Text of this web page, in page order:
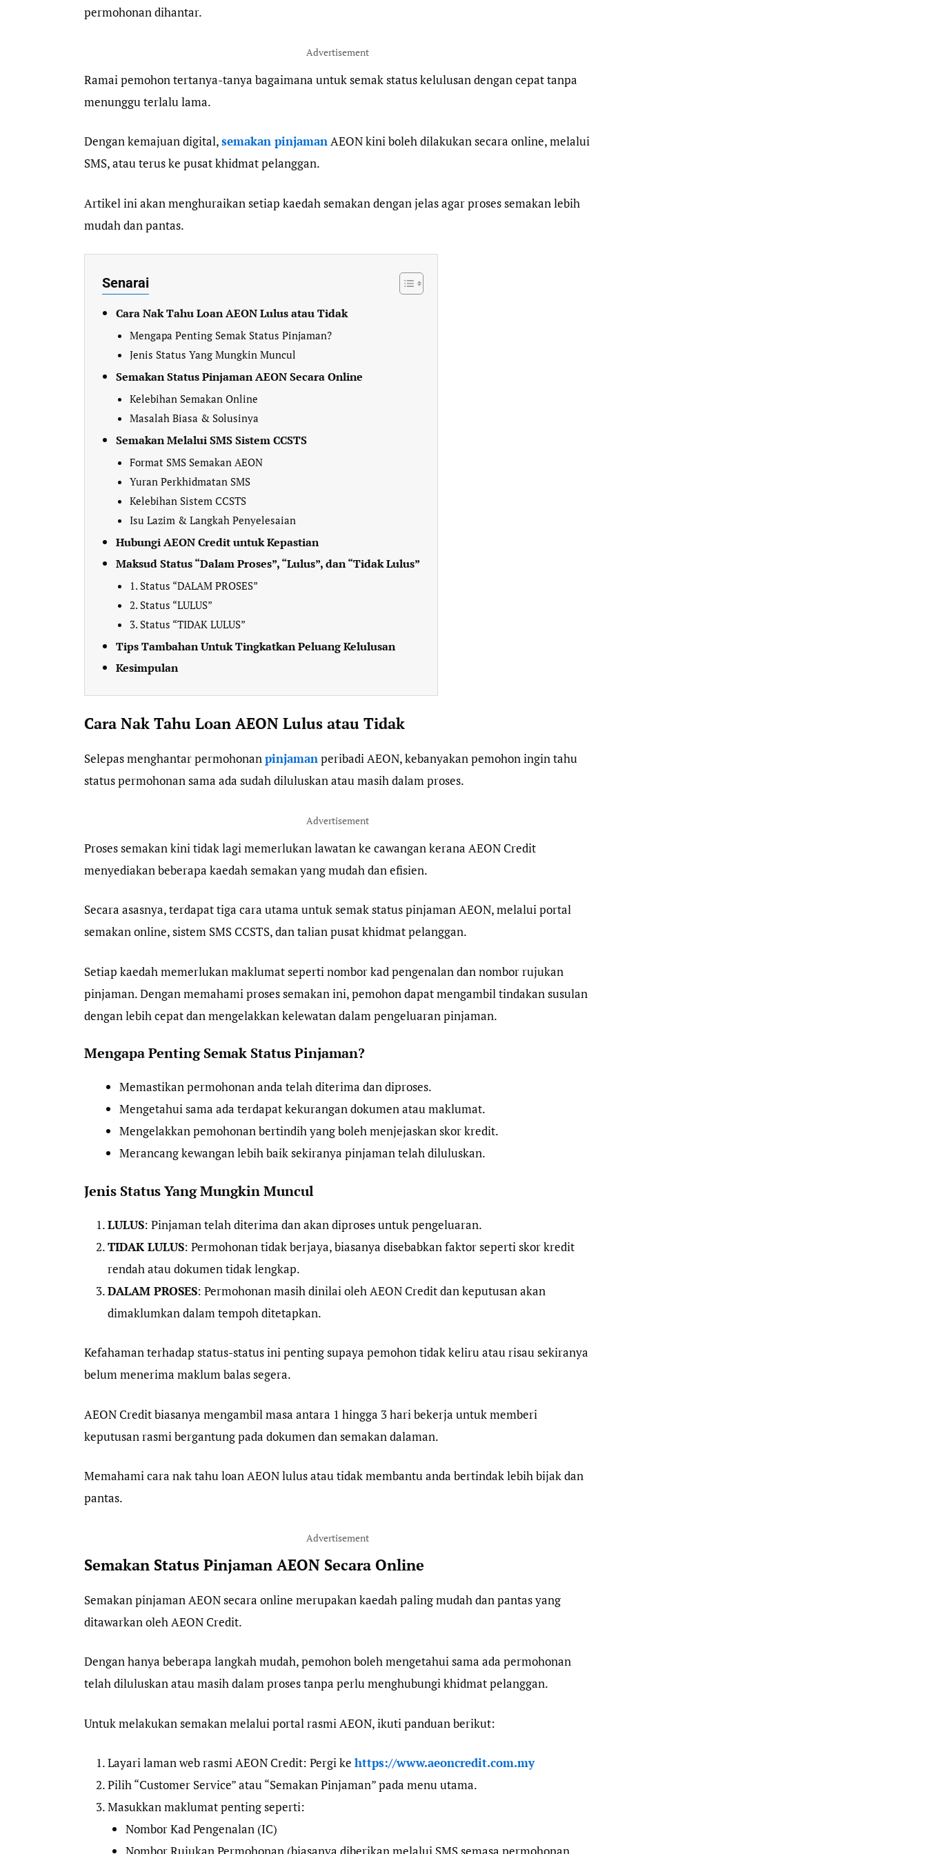
permohonan dihantar.
Advertisement
Ramai pemohon tertanya-tanya bagaimana untuk semak status kelulusan dengan cepat tanpa
menunggu terlalu lama.
Dengan kemajuan digital,semakan pinjamanAEON kini boleh dilakukan secara online, melalui
SMS, atau terus ke pusat khidmat pelanggan.
Artikel ini akan menghuraikan setiap kaedah semakan dengan jelas agar proses semakan lebih
mudah dan pantas.
Senarai
Cara Nak Tahu Loan AEON Lulus atau Tidak
Mengapa Penting Semak Status Pinjaman?
Jenis Status Yang Mungkin Muncul
Semakan Status Pinjaman AEON Secara Online
Kelebihan Semakan Online
Masalah Biasa & Solusinya
Semakan Melalui SMS Sistem CCSTS
Format SMS Semakan AEON
Yuran Perkhidmatan SMS
Kelebihan Sistem CCSTS
Isu Lazim & Langkah Penyelesaian
Hubungi AEON Credit untuk Kepastian
Maksud Status “Dalam Proses”, “Lulus”, dan “Tidak Lulus”
1. Status “DALAM PROSES”
2. Status “LULUS”
3. Status “TIDAK LULUS”
Tips Tambahan Untuk Tingkatkan Peluang Kelulusan
Kesimpulan
Cara Nak Tahu Loan AEON Lulus atau Tidak
Selepas menghantar permohonanpinjamanperibadi AEON, kebanyakan pemohon ingin tahu
status permohonan sama ada sudah diluluskan atau masih dalam proses.
Advertisement
Proses semakan kini tidak lagi memerlukan lawatan ke cawangan kerana AEON Credit
menyediakan beberapa kaedah semakan yang mudah dan efisien.
Secara asasnya, terdapat tiga cara utama untuk semak status pinjaman AEON, melalui portal
semakan online, sistem SMS CCSTS, dan talian pusat khidmat pelanggan.
Setiap kaedah memerlukan maklumat seperti nombor kad pengenalan dan nombor rujukan
pinjaman. Dengan memahami proses semakan ini, pemohon dapat mengambil tindakan susulan
dengan lebih cepat dan mengelakkan kelewatan dalam pengeluaran pinjaman.
Mengapa Penting Semak Status Pinjaman?
Memastikan permohonan anda telah diterima dan diproses.
Mengetahui sama ada terdapat kekurangan dokumen atau maklumat.
Mengelakkan pemohonan bertindih yang boleh menjejaskan skor kredit.
Merancang kewangan lebih baik sekiranya pinjaman telah diluluskan.
Jenis Status Yang Mungkin Muncul
LULUS: Pinjaman telah diterima dan akan diproses untuk pengeluaran.
TIDAK LULUS: Permohonan tidak berjaya, biasanya disebabkan faktor seperti skor kredit
rendah atau dokumen tidak lengkap.
DALAM PROSES: Permohonan masih dinilai oleh AEON Credit dan keputusan akan
dimaklumkan dalam tempoh ditetapkan.
Kefahaman terhadap status-status ini penting supaya pemohon tidak keliru atau risau sekiranya
belum menerima maklum balas segera.
AEON Credit biasanya mengambil masa antara 1 hingga 3 hari bekerja untuk memberi
keputusan rasmi bergantung pada dokumen dan semakan dalaman.
Memahami cara nak tahu loan AEON lulus atau tidak membantu anda bertindak lebih bijak dan
pantas.
Advertisement
Semakan Status Pinjaman AEON Secara Online
Semakan pinjaman AEON secara online merupakan kaedah paling mudah dan pantas yang
ditawarkan oleh AEON Credit.
Dengan hanya beberapa langkah mudah, pemohon boleh mengetahui sama ada permohonan
telah diluluskan atau masih dalam proses tanpa perlu menghubungi khidmat pelanggan.
Untuk melakukan semakan melalui portal rasmi AEON, ikuti panduan berikut:
Layari laman web rasmi AEON Credit: Pergi ke https://www.aeoncredit.com.my
Pilih “Customer Service” atau “Semakan Pinjaman” pada menu utama.
Masukkan maklumat penting seperti:
Nombor Kad Pengenalan (IC)